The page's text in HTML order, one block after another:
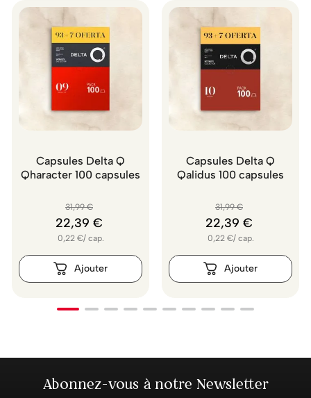
Capsules Delta Q
Qharacter 100 capsules
31,99 €
22,39 €
0,22 €/ cap.
Capsules Delta Q
Qalidus 100 capsules
31,99 €
22,39 €
0,22 €/ cap.
Abonnez-vous à notre Newsletter